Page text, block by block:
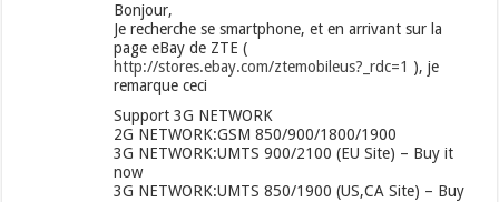
Bonjour,
Je recherche se smartphone, et en arrivant sur la
page eBay de ZTE (
http://stores.ebay.com/ztemobileus?_rdc=1 ), je
remarque ceci
Support 3G NETWORK
2G NETWORK:GSM 850/900/1800/1900
3G NETWORK:UMTS 900/2100 (EU Site) – Buy it
now
3G NETWORK:UMTS 850/1900 (US,CA Site) – Buy